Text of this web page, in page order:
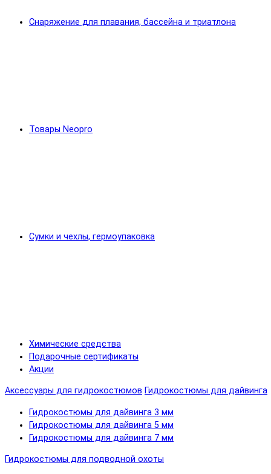
Снаряжение для плавания, бассейна и триатлона
Товары Neopro
Сумки и чехлы, гермоупаковка
Химические средства
Подарочные сертификаты
Акции
Аксессуары для гидрокостюмов Гидрокостюмы для дайвинга
Гидрокостюмы для дайвинга 3 мм
Гидрокостюмы для дайвинга 5 мм
Гидрокостюмы для дайвинга 7 мм
Гидрокостюмы для подводной охоты